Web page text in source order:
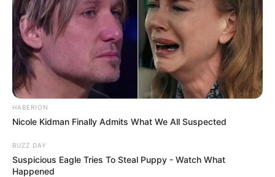
απομακρύνθηκε από τον τουρίστα ιδιοκτήτη
του και κολύμπησε προς τα ανοιχτά.
HABERION
Nicole Kidman Finally Admits What We All Suspected
BUZZ DAY
Suspicious Eagle Tries To Steal Puppy - Watch What
Happened